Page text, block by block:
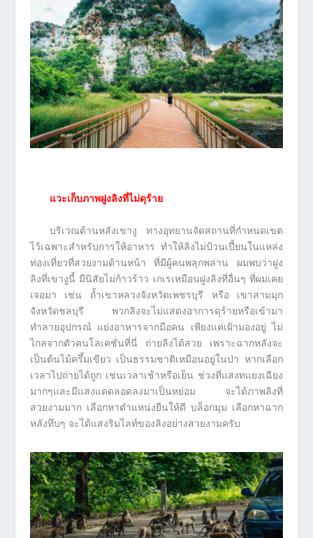
แวะเก็บภาพฝูงลิงที่ไม่ดุร้าย
บริเวณด้านหลังเขางู ทางอุทยานจัดสถานที่กำหนดเขต
ไว้เฉพาะสำหรับการให้อาหาร ทำให้ลิงไม่ป้วนเปี้ยนในแหล่ง
ท่องเที่ยวที่สวยงามด้านหน้า ที่มีผู้คนพลุกพล่าน ผมพบว่าฝูง
ลิงที่เขางูนี้ มีนิสัยไม่ก้าวร้าว เกเรเหมือนฝูงลิงที่อื่นๆ ที่ผมเคย
เจอมา เช่น ถ้ำเขาหลวงจังหวัดเพชรบุรี หรือ เขาสามมุก
จังหวัดชลบุรี พวกลิงจะไม่แสดงอาการดุร้ายหรือเข้ามา
ทำลายอุปกรณ์ แย่งอาหารจากมือคน เพียงแค่เฝ้ามองอยู่ ไม่
ไกลจากตัวคนโลเคชั่นที่นี่ ถ่ายลิงได้สวย เพราะฉากหลังจะ
เป็นต้นไม้ครึ้มเขียว เป็นธรรมชาติเหมือนอยู่ในป่า หากเลือก
เวลาไปถ่ายได้ถูก เช่นเวลาเช้าหรือเย็น ช่วงที่แสงทแยงเฉียง
มากๆและมีแสงแดดลอดลงมาเป็นหย่อม จะได้ภาพลิงที่
สวยงามมาก เลือกหาตำแหน่งยืนให้ดี บล็อกมุม เลือกหาฉาก
หลังทึบๆ จะได้แสงริมไลท์ของลิงอย่างสวยงามครับ